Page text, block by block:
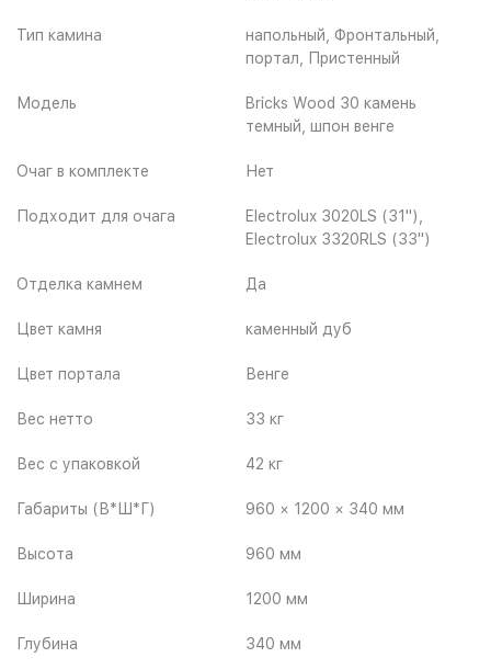
Тип камина
напольный, Фронтальный,
портал, Пристенный
Модель
Bricks Wood 30 камень
темный, шпон венге
Очаг в комплекте Нет
Подходит для очага
Electrolux 3020LS (31"),
Electrolux 3320RLS (33")
Отделка камнем Да
Цвет камня каменный дуб
Цвет портала Венге
Вес нетто 33 кг
Вес с упаковкой 42 кг
Габариты (В*Ш*Г) 960 × 1200 × 340 мм
Высота 960 мм
Ширина 1200 мм
Глубина 340 мм